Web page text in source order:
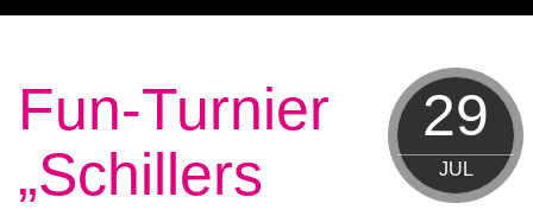
29
JUL
Fun-Turnier
„Schillers